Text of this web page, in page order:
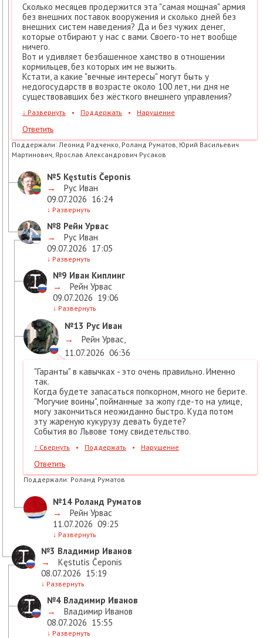
Сколько месяцев продержится эта "самая мощная" армия
без внешних поставок вооружения и сколько дней без
внешних систем наведения? Да и без чужих денег,
которые отбирают у нас с вами. Своего-то нет вообще
ничего.
Вот и удивляет безбашенное хамство в отношении
кормильцев, без которых им не выжить.
Кстати, а какие "вечные интересы" могут быть у
недогосударств в возрасте около 100 лет, ни дня не
существовавших без жёсткого внешнего управления?
↓ Развернуть • Поддержать • Нарушение
Ответить
Поддержали: Леонид Радченко, Роланд Руматов, Юрий Васильевич
Мартинович, Ярослав Александрович Русаков
№5 Kęstutis Čeponis
→
Рус Иван
09.07.2026 16:24
↓ Развернуть
№8 Рейн Урвас
→
Рус Иван
09.07.2026 17:05
↓ Развернуть
№9 Иван Киплинг
→
Рейн Урвас
09.07.2026 19:06
↓ Развернуть
№13 Рус Иван
→
Рейн Урвас
11.07.2026 06:36
"Гаранты" в кавычках - это очень правильно. Именно
так.
Когда будете запасаться попкорном, много не берите.
"Могучие воины", пойманные за жопу где-то на улице,
могу закончиться неожиданно быстро. Куда потом
эту жареную кукурузу девать будете?
События во Львове тому свидетельство.
↑ Свернуть • Поддержать • Нарушение
Ответить
Поддержали: Роланд Руматов
№14 Роланд Руматов
→
Рейн Урвас
11.07.2026 09:25
↓ Развернуть
№3 Владимир Иванов
→
Kęstutis Čeponis
08.07.2026 15:19
↓ Развернуть
№4 Владимир Иванов
→
Владимир Иванов
08.07.2026 15:55
↓ Развернуть